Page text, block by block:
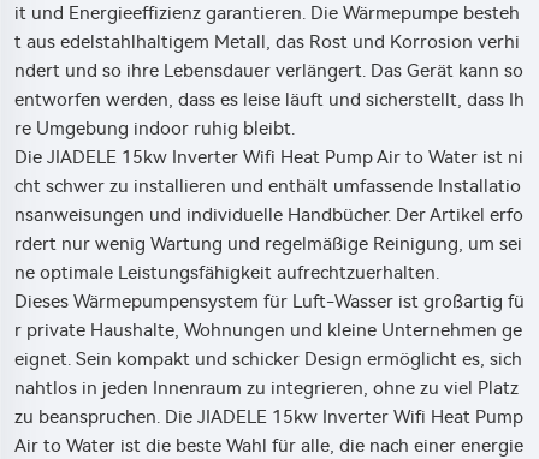
it und Energieeffizienz garantieren. Die Wärmepumpe besteh
t aus edelstahlhaltigem Metall, das Rost und Korrosion verhi
ndert und so ihre Lebensdauer verlängert. Das Gerät kann so
entworfen werden, dass es leise läuft und sicherstellt, dass Ih
re Umgebung indoor ruhig bleibt.
Die JIADELE 15kw Inverter Wifi Heat Pump Air to Water ist ni
cht schwer zu installieren und enthält umfassende Installatio
nsanweisungen und individuelle Handbücher. Der Artikel erfo
rdert nur wenig Wartung und regelmäßige Reinigung, um sei
ne optimale Leistungsfähigkeit aufrechtzuerhalten.
Dieses Wärmepumpensystem für Luft-Wasser ist großartig fü
r private Haushalte, Wohnungen und kleine Unternehmen ge
eignet. Sein kompakt und schicker Design ermöglicht es, sich
nahtlos in jeden Innenraum zu integrieren, ohne zu viel Platz
zu beanspruchen. Die JIADELE 15kw Inverter Wifi Heat Pump
Air to Water ist die beste Wahl für alle, die nach einer energie